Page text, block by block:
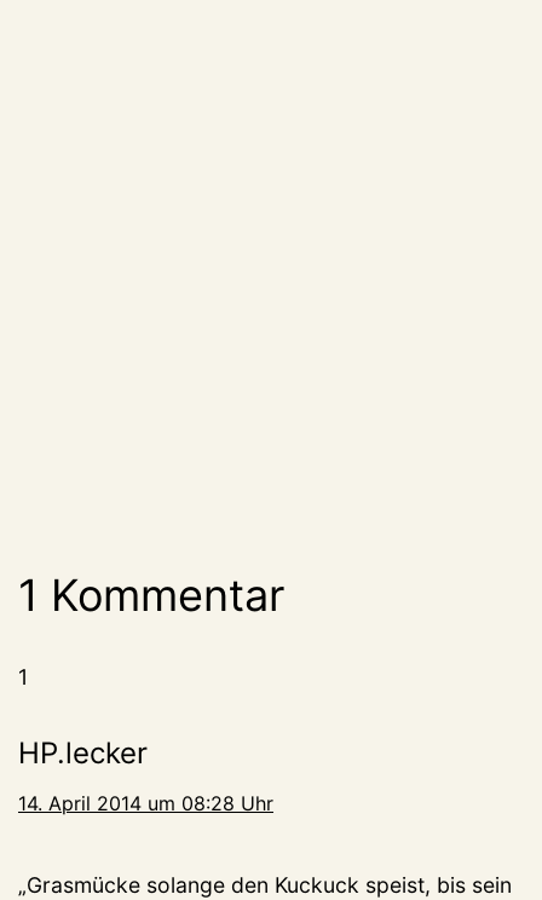
1 Kommentar
1
HP.lecker
14. April 2014 um 08:28 Uhr
„Grasmücke solange den Kuckuck speist, bis sein